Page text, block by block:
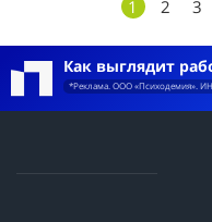
1 2 3
Как выглядит
*Реклама. ООО «Психодемия».